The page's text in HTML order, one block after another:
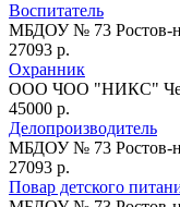
Воспитатель
МБДОУ № 73 Ростов-
27093 р.
Охранник
ООО ЧОО "НИКС"
45000 р.
Делопроизводитель
МБДОУ № 73 Ростов-
27093 р.
Повар детского